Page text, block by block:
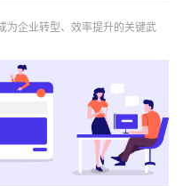
为企业转型、效率提升的关键武